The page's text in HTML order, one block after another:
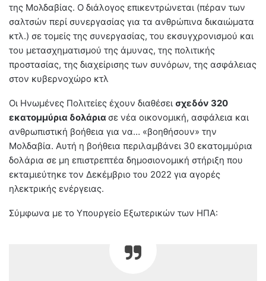
της Μολδαβίας. Ο διάλογος επικεντρώνεται (πέραν των
σαλτσών περί συνεργασίας για τα ανθρώπινα δικαιώματα
κτλ.) σε τομείς της συνεργασίας, του εκσυγχρονισμού και
του μετασχηματισμού της άμυνας, της πολιτικής
προστασίας, της διαχείρισης των συνόρων, της ασφάλειας
στον κυβερνοχώρο κτλ
Οι Ηνωμένες Πολιτείες έχουν διαθέσει σχεδόν 320
εκατομμύρια δολάρια σε νέα οικονομική, ασφάλεια και
ανθρωπιστική βοήθεια για να… «βοηθήσουν» την
Μολδαβία. Αυτή η βοήθεια περιλαμβάνει 30 εκατομμύρια
δολάρια σε μη επιστρεπτέα δημοσιονομική στήριξη που
εκταμιεύτηκε τον Δεκέμβριο του 2022 για αγορές
ηλεκτρικής ενέργειας.
Σύμφωνα με το Υπουργείο Εξωτερικών των ΗΠΑ: